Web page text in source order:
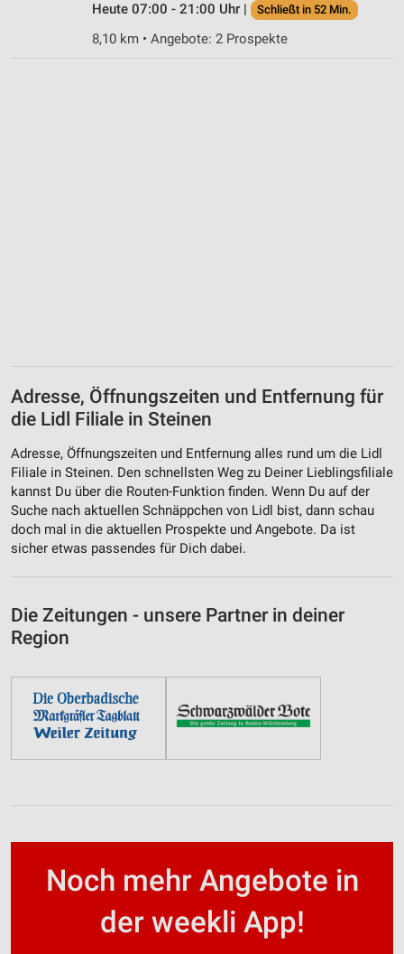
Heute 07:00 - 21:00 Uhr |
Schließt in 52 Min.
8,10 km • Angebote: 2 Prospekte
Adresse, Öffnungszeiten und Entfernung für
die Lidl Filiale in Steinen
Adresse, Öffnungszeiten und Entfernung alles rund um die Lidl
Filiale in Steinen. Den schnellsten Weg zu Deiner Lieblingsfiliale
kannst Du über die Routen-Funktion finden. Wenn Du auf der
Suche nach aktuellen Schnäppchen von Lidl bist, dann schau
doch mal in die aktuellen Prospekte und Angebote. Da ist
sicher etwas passendes für Dich dabei.
Die Zeitungen - unsere Partner in deiner
Region
Noch mehr Angebote in
der weekli App!